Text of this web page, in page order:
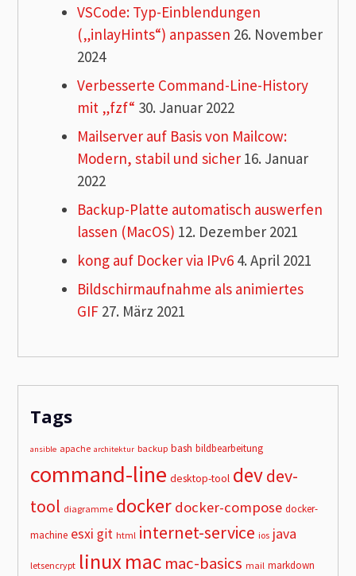
VSCode: Typ-Einblendungen
(„inlayHints“) anpassen 26. November
2024
Verbesserte Command-Line-History
mit „fzf“ 30. Januar 2022
Mailserver auf Basis von Mailcow:
Modern, stabil und sicher 16. Januar
2022
Backup-Platte automatisch auswerfen
lassen (MacOS) 12. Dezember 2021
kong auf Docker via IPv6 4. April 2021
Bildschirmaufnahme als animiertes
GIF 27. März 2021
Tags
ansible apache architektur backup bash bildbearbeitung
command-line desktop-tool devdev-
tool diagramme docker docker-compose docker-
machine esxi git html internet-service ios java
letsencrypt linuxmac mac-basics mail markdown